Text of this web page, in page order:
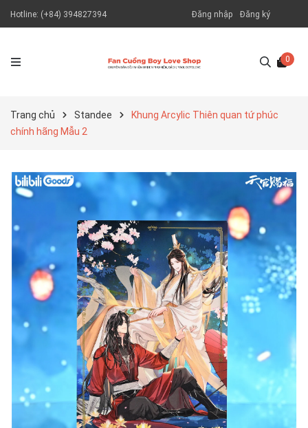
Hotline: (+84) 394827394 Đăng nhập Đăng ký
0
Trang chủ Standee
Khung Arcylic Thiên quan tứ phúc
chính hãng Mẫu 2